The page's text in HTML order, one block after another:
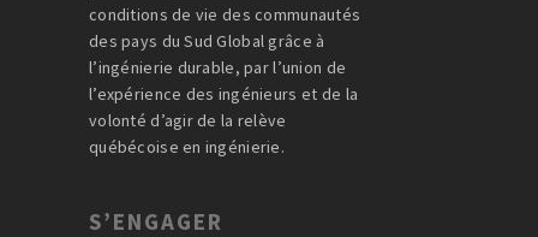
conditions de vie des communautés
des pays du Sud Global grâce à
l’ingénierie durable, par l’union de
l’expérience des ingénieurs et de la
volonté d’agir de la relève
québécoise en ingénierie.
S’ENGAGER